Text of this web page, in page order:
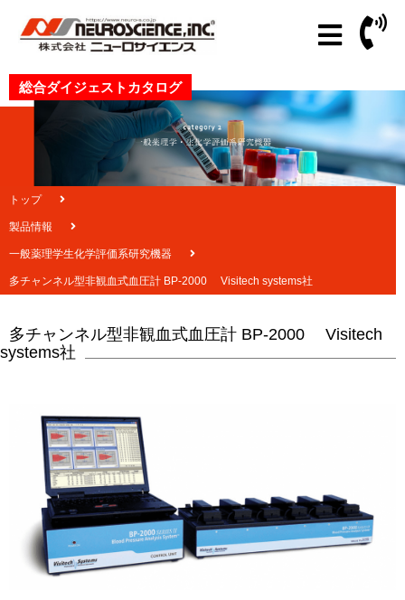
総合ダイジェストカタログ
トップ
製品情報
一般薬理学生化学評価系研究機器
多チャンネル型非観血式血圧計 BP-2000 Visitech systems社
多チャンネル型非観血式血圧計 BP-2000 Visitech
systems社